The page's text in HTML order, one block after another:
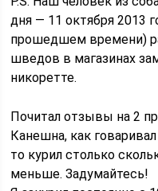
дня — 11 октября 2013
прошедшем времени)
шведов в магазинах
никоретте.
Почитал отзывы на 2
Канешна, как
то курил столько
меньше. Задумайтесь!